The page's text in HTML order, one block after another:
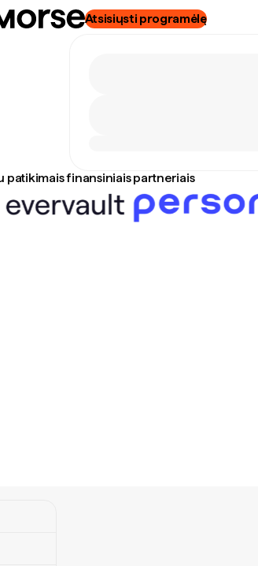
Atsisiųsti programėlę
patikimais finansiniais partneriais